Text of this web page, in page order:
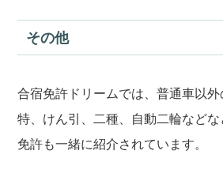
その他
合宿免許ドリームでは、普通車以
特、けん引、二種、自動二輪など
免許も一緒に紹介されています。